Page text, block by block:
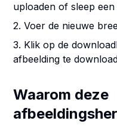
uploaden of sleep
2. Voer de nieuwe
3. Klik op de
afbeelding te
Waarom deze